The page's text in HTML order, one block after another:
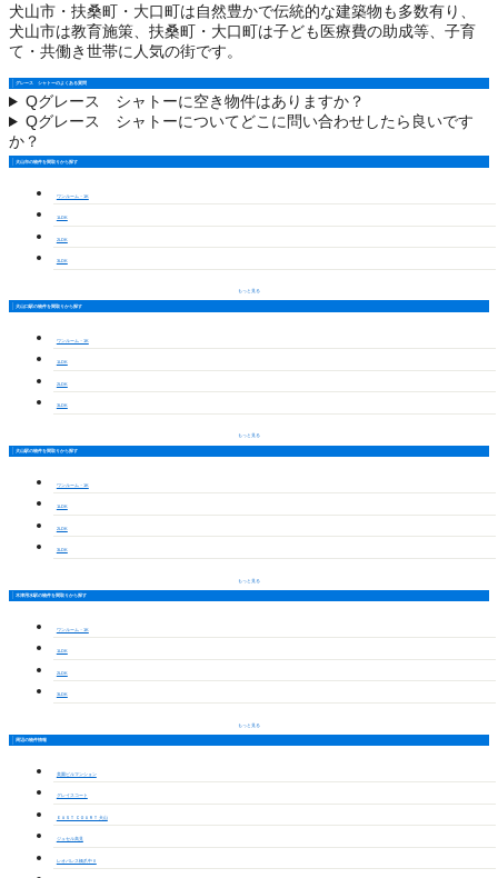
犬山市・扶桑町・大口町は自然豊かで伝統的な建築物も多数有り、
犬山市は教育施策、扶桑町・大口町は子ども医療費の助成等、子育
て・共働き世帯に人気の街です。
グレース シャトーのよくある質問
Qグレース シャトーに空き物件はありますか？
Qグレース シャトーについてどこに問い合わせしたら良いです
か？
犬山市の物件を間取りから探す
ワンルーム・1K
1LDK
2LDK
3LDK
もっと見る
犬山口駅の物件を間取りから探す
ワンルーム・1K
1LDK
2LDK
3LDK
もっと見る
犬山駅の物件を間取りから探す
ワンルーム・1K
1LDK
2LDK
3LDK
もっと見る
木津用水駅の物件を間取りから探す
ワンルーム・1K
1LDK
2LDK
3LDK
もっと見る
周辺の物件情報
美園ビルマンション
グレイスコート
ＥＡＳＴ ＣＯＵＲＴ 犬山
ジュセル高見
レオパレス橋爪中Ⅱ